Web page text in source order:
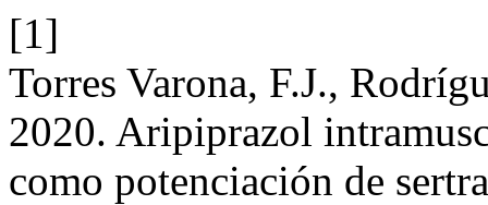
[1]
Torres Varona, F.J.,
2020. Aripiprazol
como potenciación de